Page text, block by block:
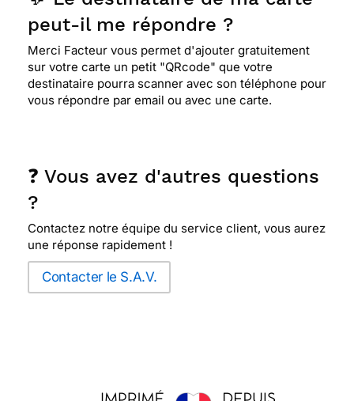
peut-il me répondre ?
Merci Facteur vous permet d'ajouter gratuitement
sur votre carte un petit "QRcode" que votre
destinataire pourra scanner avec son téléphone pour
vous répondre par email ou avec une carte.
❓ Vous avez d'autres questions
?
Contactez notre équipe du service client, vous aurez
une réponse rapidement !
Contacter le S.A.V.